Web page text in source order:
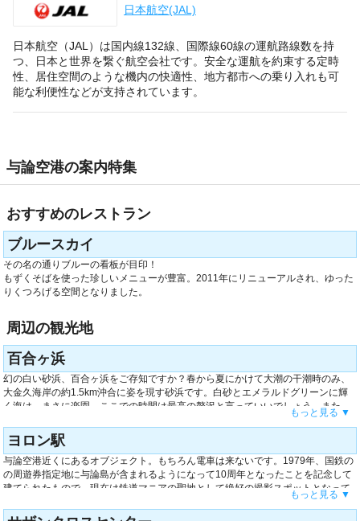
日本航空(JAL)
日本航空（JAL）は国内線132線、国際線60線の運航路線数を持
つ、日本と世界を繋ぐ航空会社です。安全な運航を約束する定時
性、居住空間のような機内の快適性、地方都市への乗り入れも可
能な利便性などが支持されています。
与論空港の案内特集
おすすめのレストラン
ブルースカイ
その名の通りブルーの看板が目印！
もずくそばを使った珍しいメニューが豊富。2011年にリニューアルされ、ゆった
りくつろげる空間となりました。
周辺の観光地
百合ヶ浜
幻の白い砂浜、百合ヶ浜をご存知ですか？春から夏にかけて大潮の干潮時のみ、
大金久海岸の約1.5km沖合に姿を現す砂浜です。白砂とエメラルドグリーンに輝
く海は、まさに楽園。ここでの時間は最高の贅沢と言っていいでしょう。また、
星砂を年齢の数拾うと幸福が訪れると言います。挑戦してみてはいかがでしょ
う。行き帰りのグラスボートでは運が良ければウミガメに会えるかもしれませ
ん。是非与論島の海を楽しんでくださいね。
もっと見る ▼
ヨロン駅
与論空港近くにあるオブジェクト。もちろん電車は来ないです。1979年、国鉄の
の周遊券指定地に与論島が含まれるようになって10周年となったことを記念して
建てられたもので、現在は鉄道マニアの聖地として絶好の撮影スポットとなって
います。駅名標の文字は片方が「鹿児島」もう片方が「沖縄」と、与論島ならで
はの小粋な演出が。近くには遊歩道やフバマビーチもあり、散歩コースにもぴっ
もっと見る ▼